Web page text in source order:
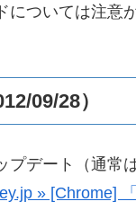
については注意
09/28）
プデート（通常
» [Chrome]